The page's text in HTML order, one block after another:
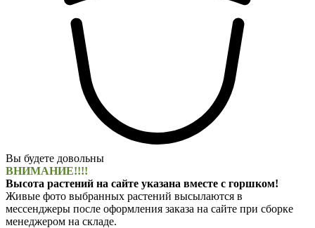
Вы будете довольны
ВНИМАНИЕ!!!!
Высота растений на сайте указана вместе с горшком!
Живые фото выбранных растений высылаются в
мессенджеры после оформления заказа на сайте при сборке
менеджером на складе.